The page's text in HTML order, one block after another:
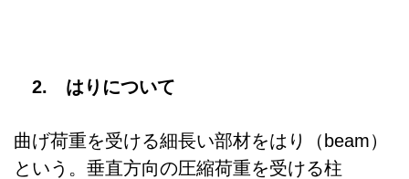
2. はりについて
曲げ荷重を受ける細長い部材をはり（beam）
という。垂直方向の圧縮荷重を受ける柱